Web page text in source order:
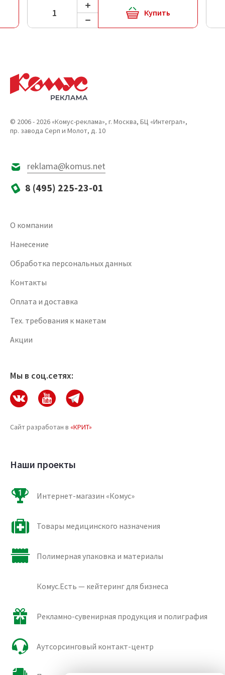
Купить
© 2006 - 2026 «Комус-реклама», г. Москва, БЦ «Интеграл»,
пр. завода Серп и Молот, д. 10
reklama@komus.net
8 (495) 225-23-01
О компании
Нанесение
Обработка персональных данных
Контакты
Оплата и доставка
Тех. требования к макетам
Акции
Мы в соц.сетях:
Сайт разработан в «КРИТ»
Наши проекты
Интернет-магазин «Комус»
Товары медицинского назначения
Полимерная упаковка и материалы
Комус.Есть — кейтеринг для бизнеса
Рекламно-сувенирная продукция и полиграфия
Аутсорсинговый контакт-центр